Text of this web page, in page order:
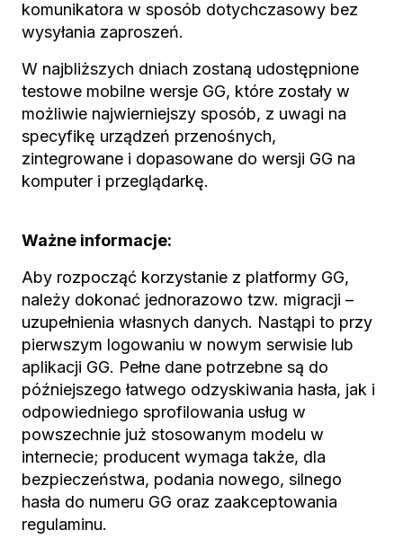
komunikatora w sposób dotychczasowy bez
wysyłania zaproszeń.
W najbliższych dniach zostaną udostępnione
testowe mobilne wersje GG, które zostały w
możliwie najwierniejszy sposób, z uwagi na
specyfikę urządzeń przenośnych,
zintegrowane i dopasowane do wersji GG na
komputer i przeglądarkę.
Ważne informacje:
Aby rozpocząć korzystanie z platformy GG,
należy dokonać jednorazowo tzw. migracji –
uzupełnienia własnych danych. Nastąpi to przy
pierwszym logowaniu w nowym serwisie lub
aplikacji GG. Pełne dane potrzebne są do
późniejszego łatwego odzyskiwania hasła, jak i
odpowiedniego sprofilowania usług w
powszechnie już stosowanym modelu w
internecie; producent wymaga także, dla
bezpieczeństwa, podania nowego, silnego
hasła do numeru GG oraz zaakceptowania
regulaminu.